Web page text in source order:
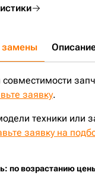
заявку.
техники или
заявку на
по возрастанию